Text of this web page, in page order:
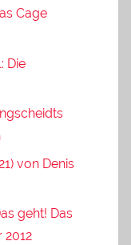
Cage
Die
von Denis
geht! Das